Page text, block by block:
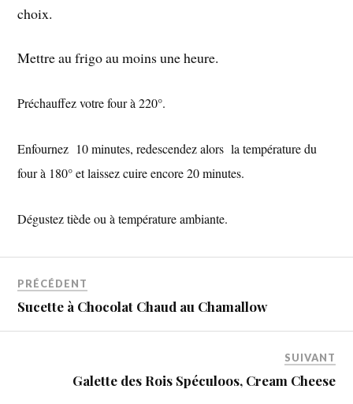
choix.
Mettre au frigo au moins une heure.
Préchauffez votre four à 220°.
Enfournez 10 minutes, redescendez alors la température du
four à 180° et laissez cuire encore 20 minutes.
Dégustez tiède ou à température ambiante.
PRÉCÉDENT
Sucette à Chocolat Chaud au Chamallow
SUIVANT
Galette des Rois Spéculoos, Cream Cheese